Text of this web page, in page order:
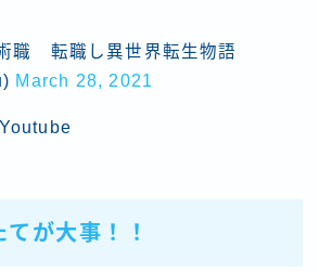
職 転職し異世界転生物語
March 28, 2021
が大事！！